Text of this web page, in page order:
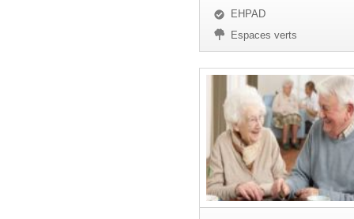
EHPAD
Espaces verts